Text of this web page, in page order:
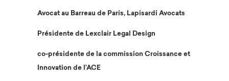
Avocat au Barreau de Paris, Lapisardi Avocats
Présidente de Lexclair Legal Design
co-présidente de la commission Croissance et
Innovation de l’ACE